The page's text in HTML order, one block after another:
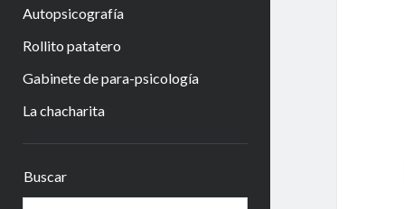
Autopsicografía
Rollito patatero
Gabinete de para-psicología
La chacharita
lateral
Buscar